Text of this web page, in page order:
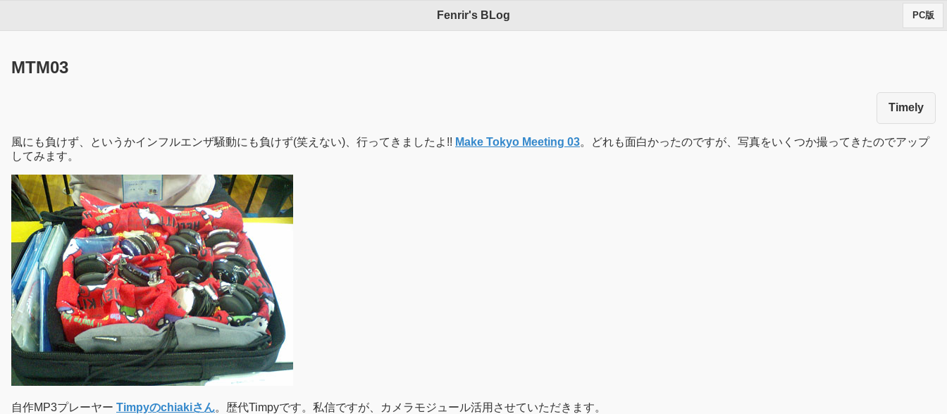
Fenrir's BLog PC版
MTM03
Timely
風にも負けず、というかインフルエンザ騒動にも負けず(笑えない)、行ってきましたよ!! Make Tokyo Meeting 03。どれも面白かったのですが、写真をいくつか撮ってきたのでアップ
してみます。
自作MP3プレーヤー Timpyのchiakiさん。歴代Timpyです。私信ですが、カメラモジュール活用させていただきます。